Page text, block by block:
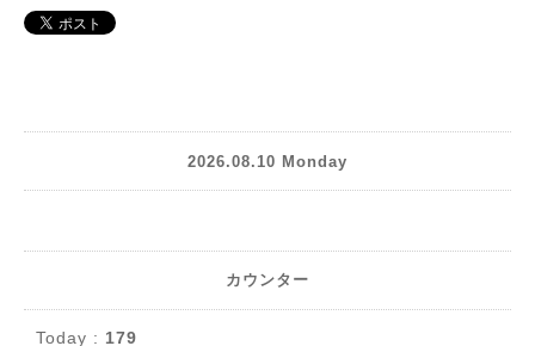
2026.08.10 Monday
カウンター
Today : 179